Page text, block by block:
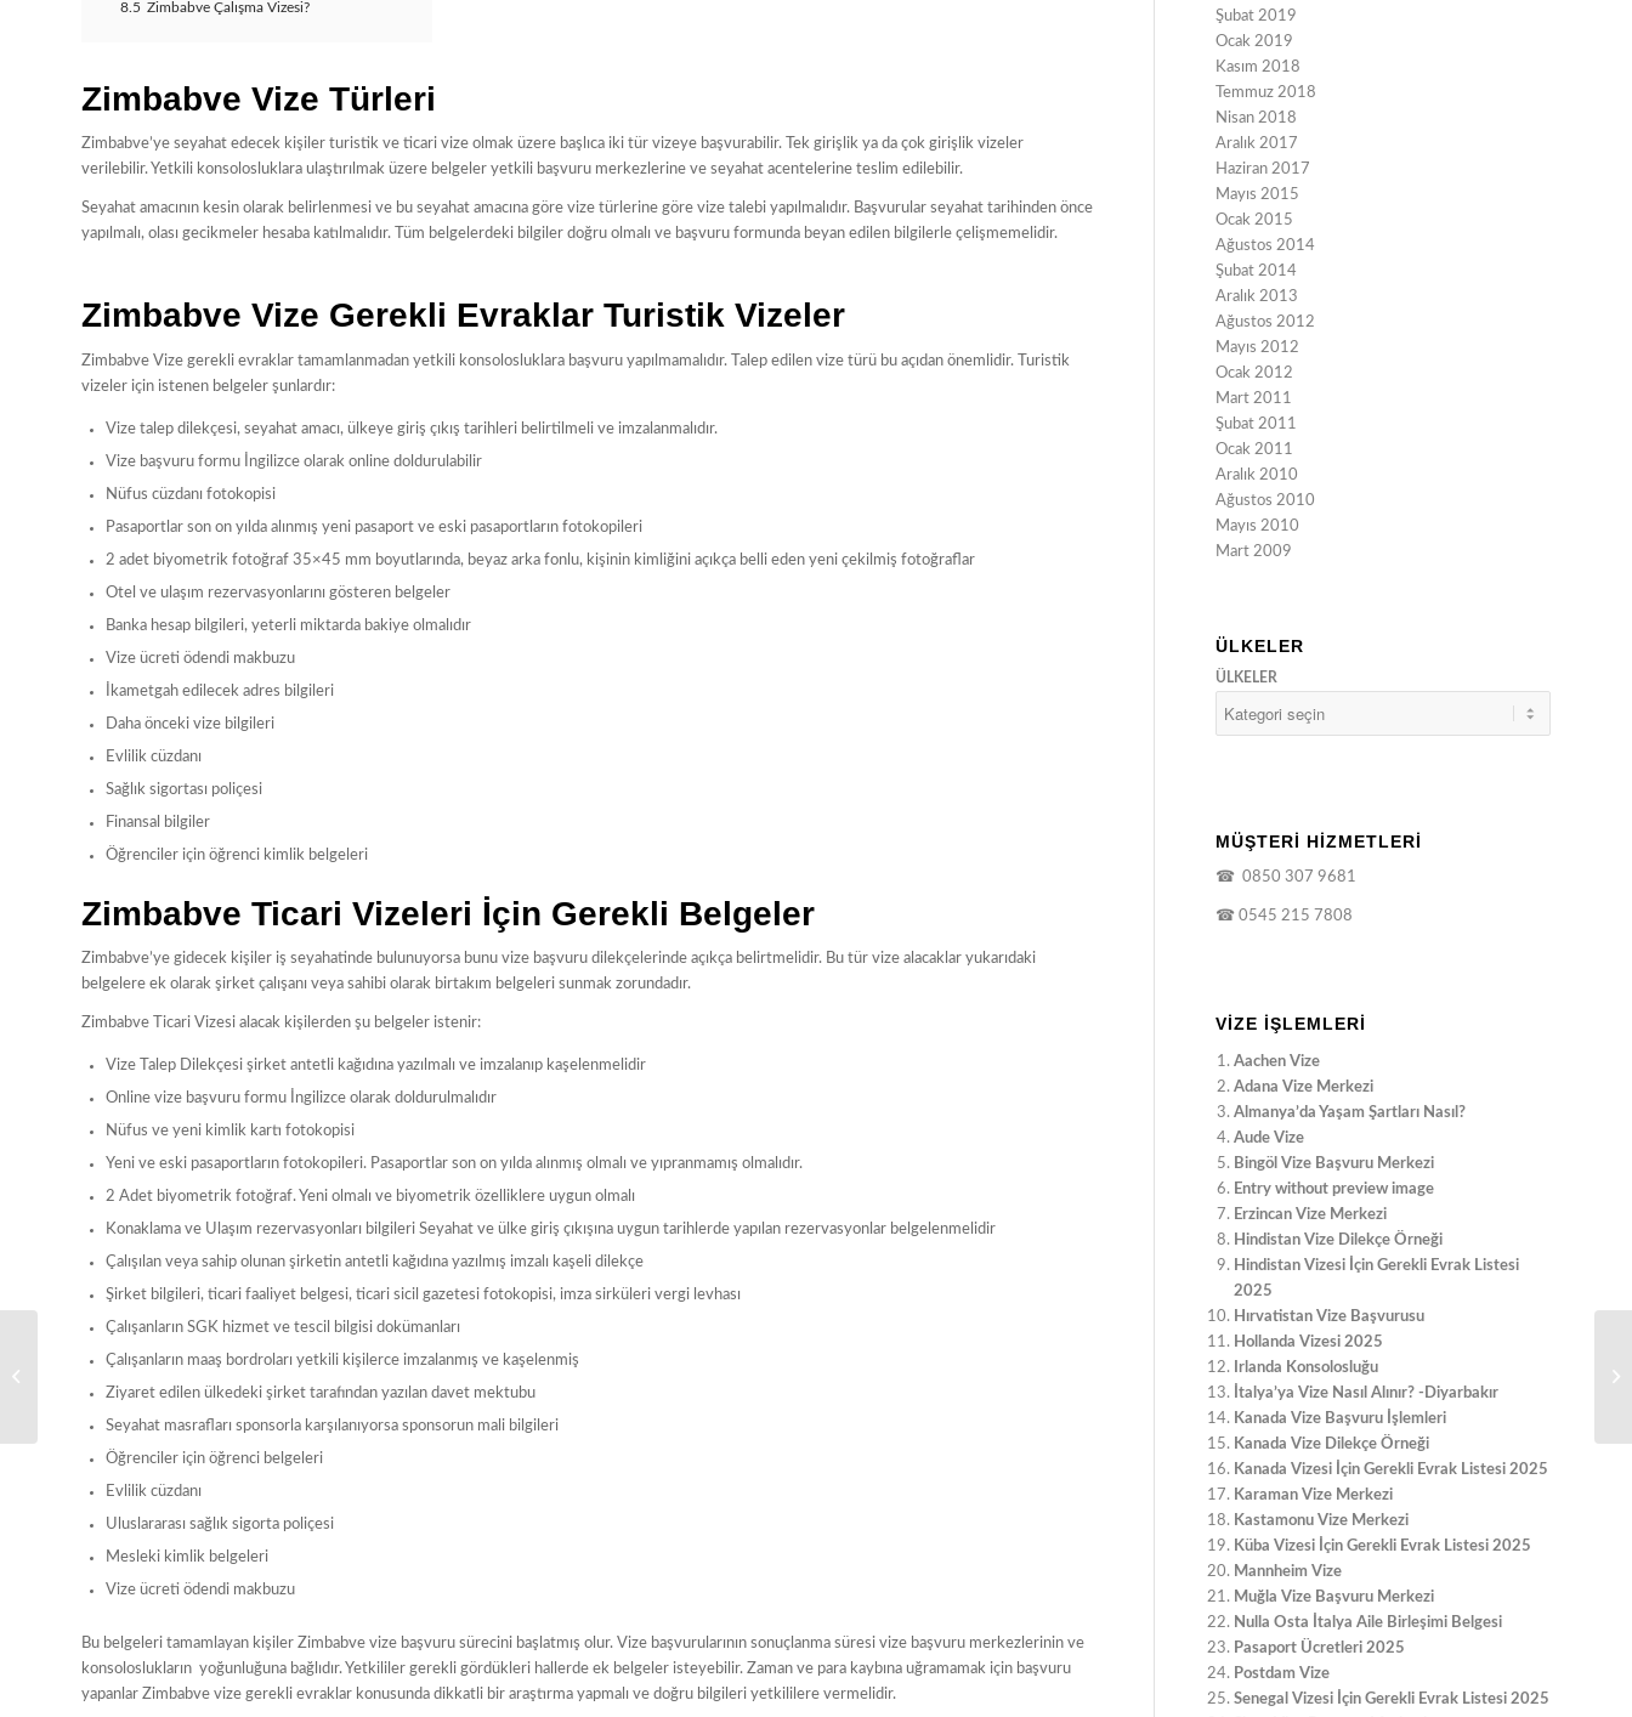
8.5 Zimbabve Çalışma Vizesi?
Zimbabve Vize Türleri
Zimbabve’ye seyahat edecek kişiler turistik ve ticari vize olmak üzere başlıca iki tür vizeye başvurabilir. Tek girişlik ya da çok girişlik vizeler
verilebilir. Yetkili konsolosluklara ulaştırılmak üzere belgeler yetkili başvuru merkezlerine ve seyahat acentelerine teslim edilebilir.
Seyahat amacının kesin olarak belirlenmesi ve bu seyahat amacına göre vize türlerine göre vize talebi yapılmalıdır. Başvurular seyahat tarihinden önce
yapılmalı, olası gecikmeler hesaba katılmalıdır. Tüm belgelerdeki bilgiler doğru olmalı ve başvuru formunda beyan edilen bilgilerle çelişmemelidir.
Zimbabve Vize Gerekli Evraklar Turistik Vizeler
Zimbabve Vize gerekli evraklar tamamlanmadan yetkili konsolosluklara başvuru yapılmamalıdır. Talep edilen vize türü bu açıdan önemlidir. Turistik
vizeler için istenen belgeler şunlardır:
Vize talep dilekçesi, seyahat amacı, ülkeye giriş çıkış tarihleri belirtilmeli ve imzalanmalıdır.
Vize başvuru formu İngilizce olarak online doldurulabilir
Nüfus cüzdanı fotokopisi
Pasaportlar son on yılda alınmış yeni pasaport ve eski pasaportların fotokopileri
2 adet biyometrik fotoğraf 35×45 mm boyutlarında, beyaz arka fonlu, kişinin kimliğini açıkça belli eden yeni çekilmiş fotoğraflar
Otel ve ulaşım rezervasyonlarını gösteren belgeler
Banka hesap bilgileri, yeterli miktarda bakiye olmalıdır
Vize ücreti ödendi makbuzu
İkametgah edilecek adres bilgileri
Daha önceki vize bilgileri
Evlilik cüzdanı
Sağlık sigortası poliçesi
Finansal bilgiler
Öğrenciler için öğrenci kimlik belgeleri
Zimbabve Ticari Vizeleri İçin Gerekli Belgeler
Zimbabve’ye gidecek kişiler iş seyahatinde bulunuyorsa bunu vize başvuru dilekçelerinde açıkça belirtmelidir. Bu tür vize alacaklar yukarıdaki
belgelere ek olarak şirket çalışanı veya sahibi olarak birtakım belgeleri sunmak zorundadır.
Zimbabve Ticari Vizesi alacak kişilerden şu belgeler istenir:
Vize Talep Dilekçesi şirket antetli kağıdına yazılmalı ve imzalanıp kaşelenmelidir
Online vize başvuru formu İngilizce olarak doldurulmalıdır
Nüfus ve yeni kimlik kartı fotokopisi
Yeni ve eski pasaportların fotokopileri. Pasaportlar son on yılda alınmış olmalı ve yıpranmamış olmalıdır.
2 Adet biyometrik fotoğraf. Yeni olmalı ve biyometrik özelliklere uygun olmalı
Konaklama ve Ulaşım rezervasyonları bilgileri Seyahat ve ülke giriş çıkışına uygun tarihlerde yapılan rezervasyonlar belgelenmelidir
Çalışılan veya sahip olunan şirketin antetli kağıdına yazılmış imzalı kaşeli dilekçe
Şirket bilgileri, ticari faaliyet belgesi, ticari sicil gazetesi fotokopisi, imza sirküleri vergi levhası
Çalışanların SGK hizmet ve tescil bilgisi dokümanları
Çalışanların maaş bordroları yetkili kişilerce imzalanmış ve kaşelenmiş
Ziyaret edilen ülkedeki şirket tarafından yazılan davet mektubu
Seyahat masrafları sponsorla karşılanıyorsa sponsorun mali bilgileri
Öğrenciler için öğrenci belgeleri
Evlilik cüzdanı
Uluslararası sağlık sigorta poliçesi
Mesleki kimlik belgeleri
Vize ücreti ödendi makbuzu
Bu belgeleri tamamlayan kişiler Zimbabve vize başvuru sürecini başlatmış olur. Vize başvurularının sonuçlanma süresi vize başvuru merkezlerinin ve
konsoloslukların yoğunluğuna bağlıdır. Yetkililer gerekli gördükleri hallerde ek belgeler isteyebilir. Zaman ve para kaybına uğramamak için başvuru
yapanlar Zimbabve vize gerekli evraklar konusunda dikkatli bir araştırma yapmalı ve doğru bilgileri yetkililere vermelidir.
Şubat 2019
Ocak 2019
Kasım 2018
Temmuz 2018
Nisan 2018
Aralık 2017
Haziran 2017
Mayıs 2015
Ocak 2015
Ağustos 2014
Şubat 2014
Aralık 2013
Ağustos 2012
Mayıs 2012
Ocak 2012
Mart 2011
Şubat 2011
Ocak 2011
Aralık 2010
Ağustos 2010
Mayıs 2010
Mart 2009
ÜLKELER
ÜLKELER
MÜŞTERİ HİZMETLERİ
☎ 0850 307 9681
☎ 0545 215 7808
VIZE İŞLEMLERI
Aachen Vize
Adana Vize Merkezi
Almanya’da Yaşam Şartları Nasıl?
Aude Vize
Bingöl Vize Başvuru Merkezi
Entry without preview image
Erzincan Vize Merkezi
Hindistan Vize Dilekçe Örneği
Hindistan Vizesi İçin Gerekli Evrak Listesi
2025
Hırvatistan Vize Başvurusu
Hollanda Vizesi 2025
Irlanda Konsolosluğu
İtalya’ya Vize Nasıl Alınır? -Diyarbakır
Kanada Vize Başvuru İşlemleri
Kanada Vize Dilekçe Örneği
Kanada Vizesi İçin Gerekli Evrak Listesi 2025
Karaman Vize Merkezi
Kastamonu Vize Merkezi
Küba Vizesi İçin Gerekli Evrak Listesi 2025
Mannheim Vize
Muğla Vize Başvuru Merkezi
Nulla Osta İtalya Aile Birleşimi Belgesi
Pasaport Ücretleri 2025
Postdam Vize
Senegal Vizesi İçin Gerekli Evrak Listesi 2025
Tayvan Vizesi İçin